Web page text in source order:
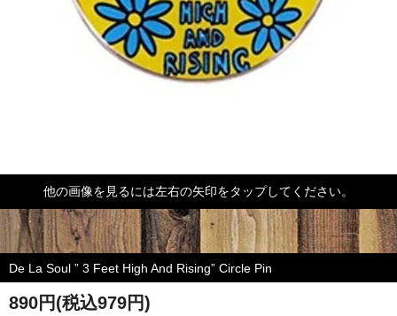
他の画像を見るには左右の矢印をタップしてください。
De La Soul ” 3 Feet High And Rising” Circle Pin
890円(税込979円)